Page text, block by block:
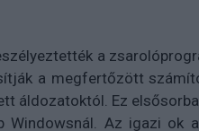
a
a megfertőzött
áldozatoktól. Ez
Windowsnál. Az igazi ok